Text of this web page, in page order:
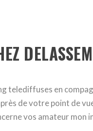
telediffuses en
de votre point de
vos amateur mon